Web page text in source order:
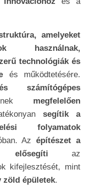
amelyeket
technológiák és
és működtetésére.
megfelelően
segítik a
folyamatok
Azépítészet a
elősegíti az
kifejlesztését, mint
zöld épületek.